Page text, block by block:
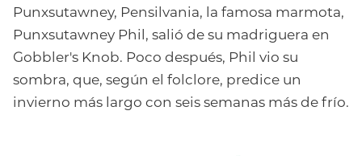
Punxsutawney, Pensilvania, la famosa marmota,
Punxsutawney Phil, salió de su madriguera en
Gobbler's Knob. Poco después, Phil vio su
sombra, que, según el folclore, predice un
invierno más largo con seis semanas más de frío.